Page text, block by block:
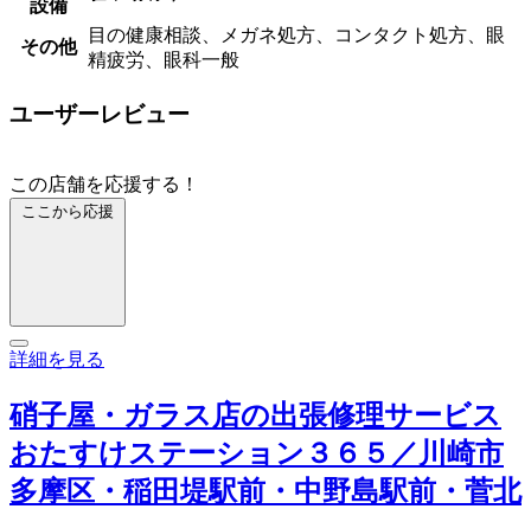
設備
その他
目の健康相談、メガネ処方、コンタクト処方、眼
精疲労、眼科一般
ユーザーレビュー
この店舗を応援する！
ここから応援
詳細を見る
硝子屋・ガラス店の出張修理サービス
おたすけステーション３６５／川崎市
多摩区・稲田堤駅前・中野島駅前・菅北